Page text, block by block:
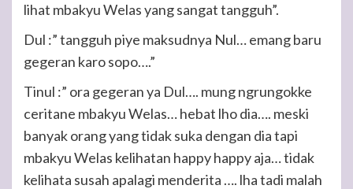
lihat mbakyu Welas yang sangat tangguh”.
Dul :” tangguh piye maksudnya Nul… emang baru
gegeran karo sopo….”
Tinul :” ora gegeran ya Dul…. mung ngrungokke
ceritane mbakyu Welas… hebat lho dia…. meski
banyak orang yang tidak suka dengan dia tapi
mbakyu Welas kelihatan happy happy aja… tidak
kelihata susah apalagi menderita …. lha tadi malah